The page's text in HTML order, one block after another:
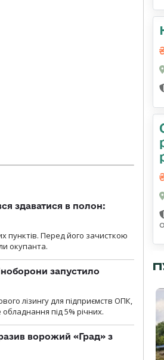
здаватися в полон:
пунктів. Перед його зачисткою
окупанта.
запустило
лізингу для підприємств ОПК,
під 5% річних.
ворожий «Град» з